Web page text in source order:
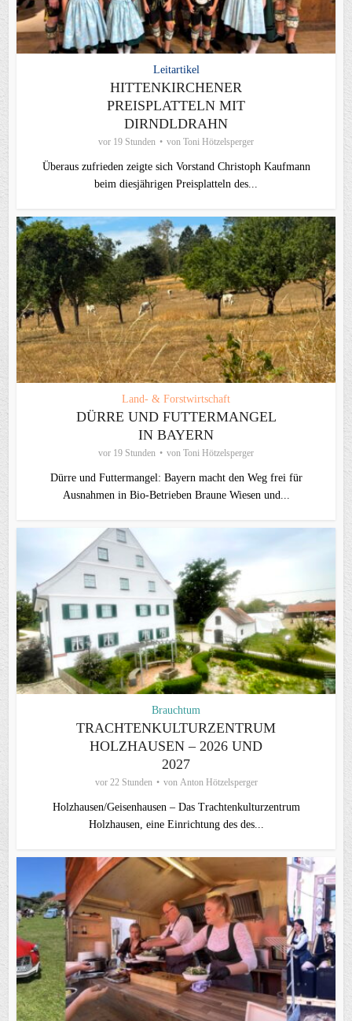
Leitartikel
HITTENKIRCHENER
PREISPLATTELN MIT
DIRNDLDRAHN
vor 19 Stunden von Toni Hötzelsperger
Überaus zufrieden zeigte sich Vorstand Christoph Kaufmann
beim diesjährigen Preisplatteln des...
Land- & Forstwirtschaft
DÜRRE UND FUTTERMANGEL
IN BAYERN
vor 19 Stunden von Toni Hötzelsperger
Dürre und Futtermangel: Bayern macht den Weg frei für
Ausnahmen in Bio-Betrieben Braune Wiesen und...
Brauchtum
TRACHTENKULTURZENTRUM
HOLZHAUSEN – 2026 UND
2027
vor 22 Stunden von Anton Hötzelsperger
Holzhausen/Geisenhausen – Das Trachtenkulturzentrum
Holzhausen, eine Einrichtung des des...